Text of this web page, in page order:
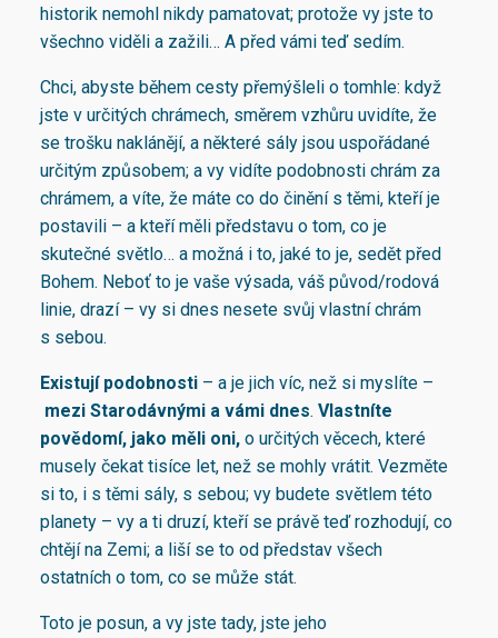
historik nemohl nikdy pamatovat; protože vy jste to
všechno viděli a zažili… A před vámi teď sedím.
Chci, abyste během cesty přemýšleli o tomhle: když
jste v určitých chrámech, směrem vzhůru uvidíte, že
se trošku naklánějí, a některé sály jsou uspořádané
určitým způsobem; a vy vidíte podobnosti chrám za
chrámem, a víte, že máte co do činění s těmi, kteří je
postavili – a kteří měli představu o tom, co je
skutečné světlo… a možná i to, jaké to je, sedět před
Bohem. Neboť to je vaše výsada, váš původ/rodová
linie, drazí – vy si dnes nesete svůj vlastní chrám
s sebou.
Existují podobnosti – a je jich víc, než si myslíte –
mezi Starodávnými a vámi dnes. Vlastníte
povědomí, jako měli oni, o určitých věcech, které
musely čekat tisíce let, než se mohly vrátit. Vezměte
si to, i s těmi sály, s sebou; vy budete světlem této
planety – vy a ti druzí, kteří se právě teď rozhodují, co
chtějí na Zemi; a liší se to od představ všech
ostatních o tom, co se může stát.
Toto je posun, a vy jste tady, jste jeho